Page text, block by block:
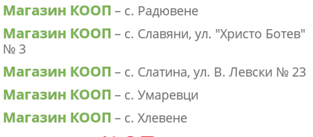
Магазин КООП – с. Радювене
Магазин КООП – с. Славяни, ул. "Христо Ботев"
№ 3
Магазин КООП – с. Слатина, ул. В. Левски № 23
Магазин КООП – с. Умаревци
Магазин КООП – с. Хлевене